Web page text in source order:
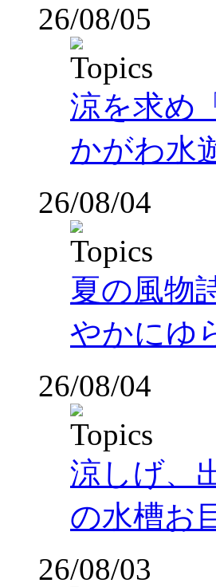
26/08/05
涼を求め
かがわ水
26/08/04
夏の風物
やかにゆ
26/08/04
涼しげ、
の水槽お
26/08/03